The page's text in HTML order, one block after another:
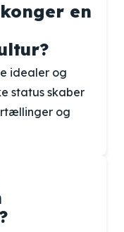
en
idealer og
status skaber
og